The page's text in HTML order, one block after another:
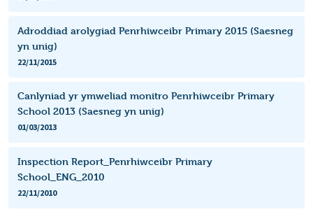
Adroddiad arolygiad Penrhiwceibr Primary 2015 (Saesneg
yn unig)
22/11/2015
Canlyniad yr ymweliad monitro Penrhiwceibr Primary
School 2013 (Saesneg yn unig)
01/03/2013
Inspection Report_Penrhiwceibr Primary
School_ENG_2010
22/11/2010